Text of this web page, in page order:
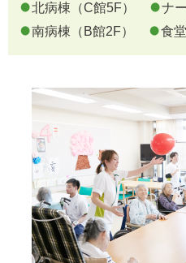
北病棟（C館5F）
ナ
南病棟（B館2F）
食